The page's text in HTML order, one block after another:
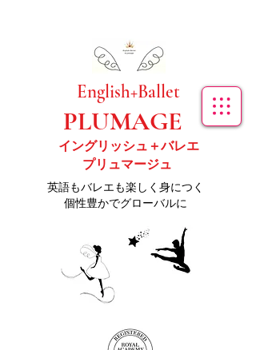
イングリッシュ＋バレエ
​English+Ballet
PLUMAGE
プリュマージュ
​英語もバレエも楽しく身につく
個性豊かでグローバルに